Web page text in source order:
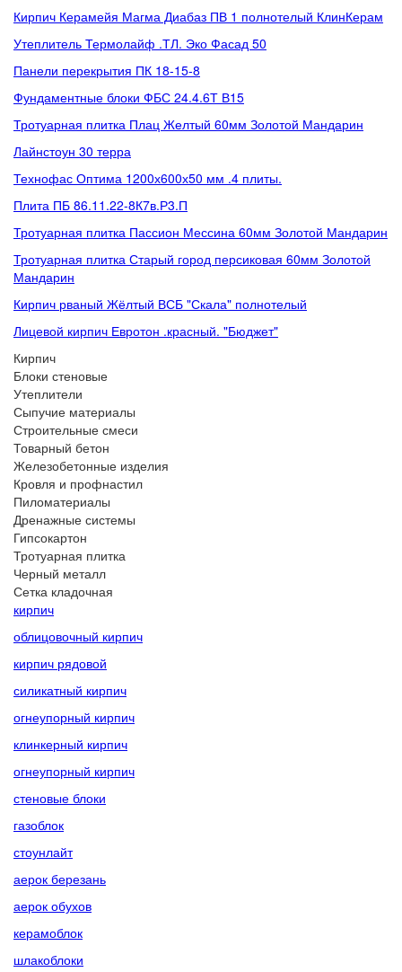
Кирпич Керамейя Магма Диабаз ПВ 1 полнотелый КлинКерам
Утеплитель Термолайф .ТЛ. Эко Фасад 50
Панели перекрытия ПК 18-15-8
Фундаментные блоки ФБС 24.4.6Т В15
Тротуарная плитка Плац Желтый 60мм Золотой Мандарин
Лайнстоун 30 терра
Технофас Оптима 1200х600х50 мм .4 плиты.
Плита ПБ 86.11.22-8К7в.Р3.П
Тротуарная плитка Пассион Мессина 60мм Золотой Мандарин
Тротуарная плитка Старый город персиковая 60мм Золотой
Мандарин
Кирпич рваный Жёлтый ВСБ "Скала" полнотелый
Лицевой кирпич Евротон .красный. "Бюджет"
Кирпич
Блоки стеновые
Утеплители
Сыпучие материалы
Строительные смеси
Товарный бетон
Железобетонные изделия
Кровля и профнастил
Пиломатериалы
Дренажные системы
Гипсокартон
Тротуарная плитка
Черный металл
Сетка кладочная
кирпич
облицовочный кирпич
кирпич рядовой
силикатный кирпич
огнеупорный кирпич
клинкерный кирпич
огнеупорный кирпич
стеновые блоки
газоблок
стоунлайт
аерок березань
аерок обухов
керамоблок
шлакоблоки